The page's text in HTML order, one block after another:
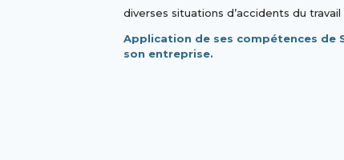
diverses situations d’accidents du
Application de ses compétences de
son entreprise.